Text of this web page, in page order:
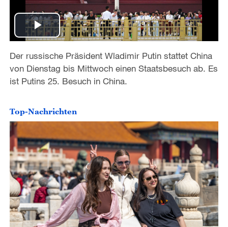
P
l
a
y
i
d
e
o
Der russische Präsident Wladimir Putin stattet China
von Dienstag bis Mittwoch einen Staatsbesuch ab. Es
ist Putins 25. Besuch in China.
Top-Nachrichten